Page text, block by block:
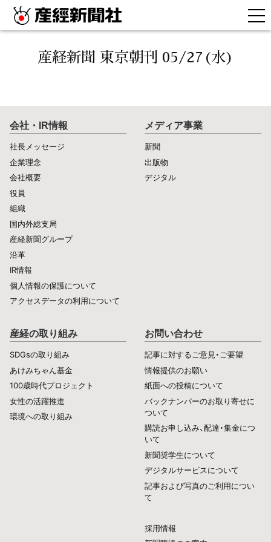
産経新聞 東京朝刊 05/27(水)
会社・IR情報
社長メッセージ
企業理念
会社概要
役員
組織
国内外総支局
産経新聞グループ
沿革
IR情報
個人情報の保護について
アクセスデータの利用について
メディア事業
新聞
出版物
デジタル
産経の取り組み
SDGsの取り組み
あけみちゃん基金
100歳時代プロジェクト
女性の活躍推進
環境への取り組み
お問い合わせ
記事に対するご意見・ご要望
情報提供のお願い
紙面への投稿について
バックナンバーのお取り寄せに
ついて
購読お申し込み、配達・集金につ
いて
新聞奨学生について
デジタルサービスについて
記事および写真のご利用につい
て
採用情報